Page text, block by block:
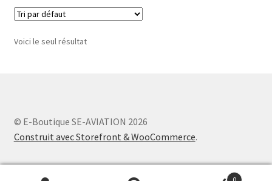
Voici le seul résultat
© E-Boutique SE-AVIATION 2026
Construit avec Storefront & WooCommerce.